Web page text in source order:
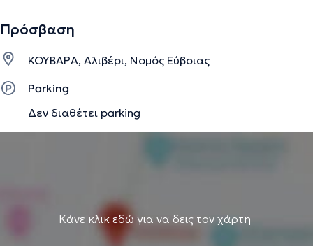
Πρόσβαση
ΚΟΥΒΑΡΑ, Αλιβέρι, Νομός Εύβοιας
Parking
Δεν διαθέτει parking
Κάνε κλικ εδώ για να δεις τον χάρτη